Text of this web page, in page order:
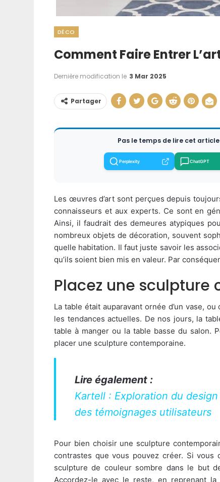
DÉCO
Comment Faire Entrer
Dernière modification le 3 Mar 2025
Partager
Pas le temps de lire cet
Perplexity ChatGPT
Les œuvres d’art sont perçues depuis
connaisseurs et aux experts. Ce sont en
Ainsi, il faudrait des demeures atypiques
nombreux objets de décoration, souvent
quelle habitation. Il faut juste savoir les
qu’ils soient bien mis en valeur. Par
Placez une
La table était auparavant ornée d’un vase,
les tendances actuelles. De nos jours, la
table à manger ou la table basse du salon.
placer une sculpture contemporaine.
Lire également :
Kartell : Exploration du
des témoignages utilisateurs
Pour bien choisir une sculpture
contrastes que vous pouvez créer. Si vous
sculpture de couleur sombre dans le but
Accordez-le avec le reste, en reprenant
Signe
Roumain :
22 Juin